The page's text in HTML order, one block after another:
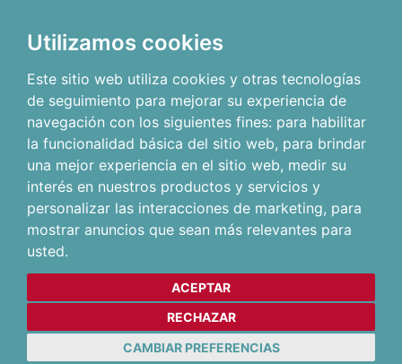
Utilizamos cookies
Este sitio web utiliza cookies y otras tecnologías
de seguimiento para mejorar su experiencia de
navegación con los siguientes fines: para habilitar
la funcionalidad básica del sitio web, para brindar
una mejor experiencia en el sitio web, medir su
interés en nuestros productos y servicios y
personalizar las interacciones de marketing, para
mostrar anuncios que sean más relevantes para
usted.
ACEPTAR
RECHAZAR
CAMBIAR PREFERENCIAS